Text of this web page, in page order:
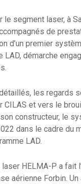
le segment laser, à
de
d’un premier
LAD, démarche
les regards
et vers le
constructeur, le
dans le cadre du
LAD.
HELMA-P a fait
aérienne Forbin.